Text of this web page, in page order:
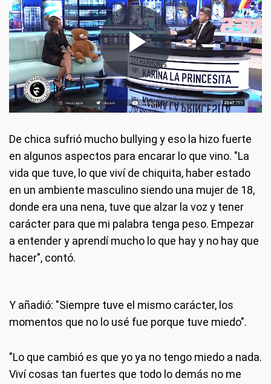
De chica sufrió mucho bullying y eso la hizo fuerte
en algunos aspectos para encarar lo que vino. "La
vida que tuve, lo que viví de chiquita, haber estado
en un ambiente masculino siendo una mujer de 18,
donde era una nena, tuve que alzar la voz y tener
carácter para que mi palabra tenga peso. Empezar
a entender y aprendí mucho lo que hay y no hay que
hacer", contó.
Y añadió: "Siempre tuve el mismo carácter, los
momentos que no lo usé fue porque tuve miedo".
"Lo que cambió es que yo ya no tengo miedo a nada.
Viví cosas tan fuertes que todo lo demás no me